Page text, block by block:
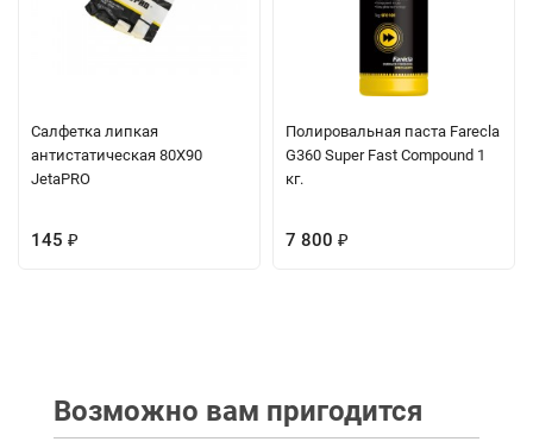
Салфетка липкая
антистатическая 80Х90
JetaPRO
145 ₽
Полировальная паста Farecla
G360 Super Fast Compound 1
кг.
7 800 ₽
Возможно вам пригодится